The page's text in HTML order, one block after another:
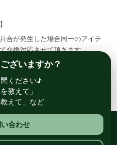
合が発生した場合同一のアイテ
交換対応させて頂きます。
送して頂く必要が御座いますので
クルスポット ル・サイク
ざいますか？
ください♪
教えて」
えて」など
合わせ